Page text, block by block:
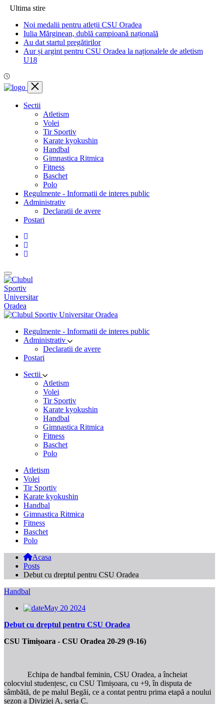
Ultima stire
Noi medalii pentru atleții CSU Oradea
Iulia Mărginean, dublă campioană națională
Au dat startul pregătirilor
Aur și argint pentru CSU Oradea la naționalele de atletism
U18
Sectii
Atletism
Volei
Tir Sportiv
Karate kyokushin
Handbal
Gimnastica Ritmica
Fitness
Baschet
Polo
Regulmente - Informatii de interes public
Administrativ
Declaratii de avere
Postari
Regulmente - Informatii de interes public
Administrativ
Declaratii de avere
Postari
Sectii
Atletism
Volei
Tir Sportiv
Karate kyokushin
Handbal
Gimnastica Ritmica
Fitness
Baschet
Polo
Atletism
Volei
Tir Sportiv
Karate kyokushin
Handbal
Gimnastica Ritmica
Fitness
Baschet
Polo
Acasa
Posts
Debut cu dreptul pentru CSU Oradea
Handbal
May 20 2024
Debut cu dreptul pentru CSU Oradea
CSU Timișoara - CSU Oradea 20-29 (9-16)
Echipa de handbal feminin, CSU Oradea, a încheiat
colocviul studențesc, cu CSU Timișoara, cu +9, în disputa de
sâmbătă, de pe malul Begăi, ce a contat pentru prima etapă a noului
sezon a Diviziei A, seria C.